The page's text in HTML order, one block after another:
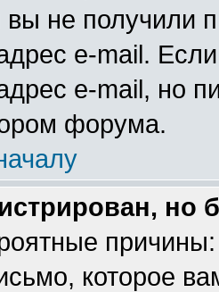
не получили
e-mail.
e-mail, но
форума.
но
которое